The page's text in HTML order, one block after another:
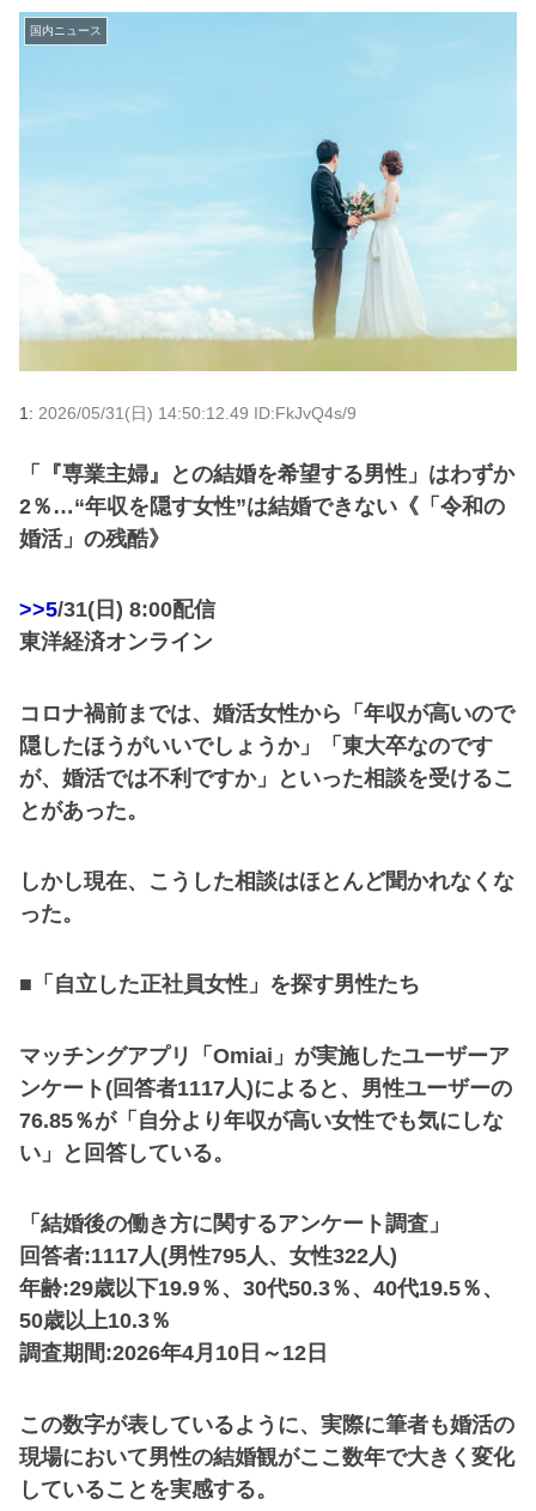
国内ニュース
1: 2026/05/31(日) 14:50:12.49 ID:FkJvQ4s/9
「『専業主婦』との結婚を希望する男性」はわずか
2％…“年収を隠す女性”は結婚できない《「令和の
婚活」の残酷》
>>5/31(日) 8:00配信
東洋経済オンライン
コロナ禍前までは、婚活女性から「年収が高いので
隠したほうがいいでしょうか」「東大卒なのです
が、婚活では不利ですか」といった相談を受けるこ
とがあった。
しかし現在、こうした相談はほとんど聞かれなくな
った。
■「自立した正社員女性」を探す男性たち
マッチングアプリ「Omiai」が実施したユーザーア
ンケート(回答者1117人)によると、男性ユーザーの
76.85％が「自分より年収が高い女性でも気にしな
い」と回答している。
「結婚後の働き方に関するアンケート調査」
回答者:1117人(男性795人、女性322人)
年齢:29歳以下19.9％、30代50.3％、40代19.5％、
50歳以上10.3％
調査期間:2026年4月10日～12日
この数字が表しているように、実際に筆者も婚活の
現場において男性の結婚観がここ数年で大きく変化
していることを実感する。